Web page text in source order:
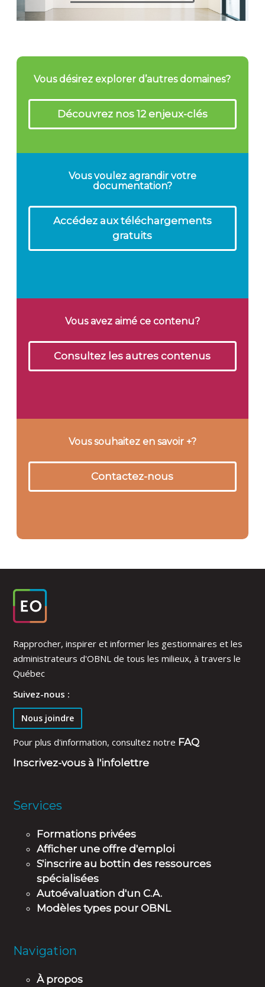
Vous désirez explorer d’autres domaines?
Découvrez nos 12 enjeux-clés
Vous voulez agrandir votre
documentation?
Accédez aux téléchargements
gratuits
Vous avez aimé ce contenu?
Consultez les autres contenus
Vous souhaitez en savoir +?
Contactez-nous
Rapprocher, inspirer et informer les gestionnaires et les
administrateurs d'OBNL de tous les milieux, à travers le
Québec
Suivez-nous :
Nous joindre
Pour plus d'information, consultez notre FAQ
Inscrivez-vous à l'infolettre
Services
Formations privées
Afficher une offre d'emploi
S'inscrire au bottin des ressources
spécialisées
Autoévaluation d'un C.A.
Modèles types pour OBNL
Navigation
À propos